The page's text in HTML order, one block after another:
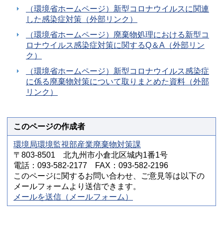
（環境省ホームページ）新型コロナウイルスに関連
した感染症対策（外部リンク）
（環境省ホームページ）廃棄物処理における新型コ
ロナウイルス感染症対策に関するQ＆A（外部リン
ク）
（環境省ホームページ）新型コロナウイルス感染症
に係る廃棄物対策について取りまとめた資料（外部
リンク）
このページの作成者
環境局環境監視部産業廃棄物対策課
〒803-8501 北九州市小倉北区城内1番1号
電話：093-582-2177 FAX：093-582-2196
このページに関するお問い合わせ、ご意見等は以下の
メールフォームより送信できます。
メールを送信（メールフォーム）